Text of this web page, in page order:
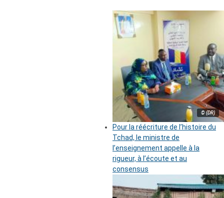
© (DR)
Pour la réécriture de l’histoire du
Tchad, le ministre de
l’enseignement appelle à la
rigueur, à l’écoute et au
consensus